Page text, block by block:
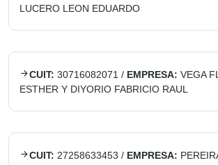
LUCERO LEON EDUARDO
CUIT: 30716082071 / EMPRESA: VEGA
ESTHER Y DIYORIO FABRICIO RAUL
CUIT: 27258633453 / EMPRESA: